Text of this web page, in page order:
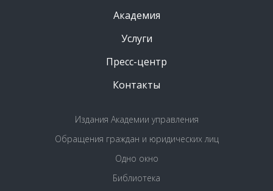
Академия
Услуги
Пресс-центр
Контакты
Издания Академии управления
Обращения граждан и юридических лиц
Одно окно
Библиотека